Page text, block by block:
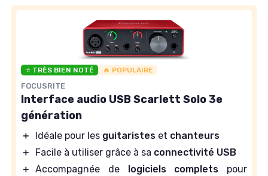
⭐ TRÈS BIEN NOTÉ 🔥 POPULAIRE
FOCUSRITE
Interface audio USB Scarlett Solo 3e
génération
＋ Idéale pour les guitaristes et chanteurs
＋
Facile à utiliser grâce à sa connectivité USB
＋ Accompagnée de logiciels complets pour